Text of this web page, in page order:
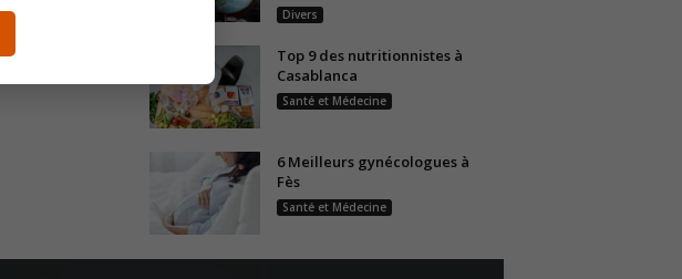
Divers
Top 9 des nutritionnistes à
Casablanca
Santé et Médecine
6 Meilleurs gynécologues à
Fès
Santé et Médecine